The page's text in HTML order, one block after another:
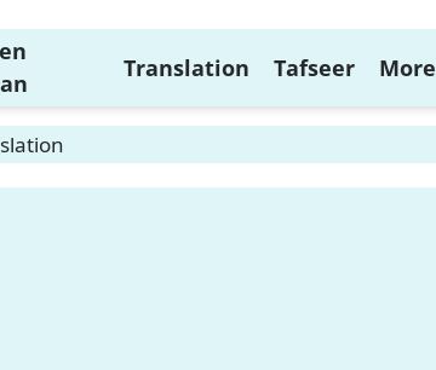
Translation Tafseer More